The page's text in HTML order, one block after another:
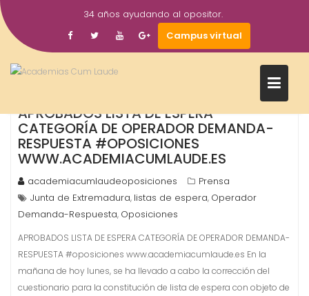
Saltar
al
contenido
34 años ayudando al opositor.
Campus virtual
Abr
2017
APROBADOS LISTA DE ESPERA
CATEGORÍA DE OPERADOR DEMANDA-
RESPUESTA #OPOSICIONES
WWW.ACADEMIACUMLAUDE.ES
academiacumlaudeoposiciones
Prensa
Junta de Extremadura, listas de espera, Operador
Demanda-Respuesta, Oposiciones
APROBADOS LISTA DE ESPERA CATEGORÍA DE OPERADOR DEMANDA-
RESPUESTA #oposiciones www.academiacumlaude.es En la
mañana de hoy lunes, se ha llevado a cabo la corrección del
cuestionario para la constitución de lista de espera con objeto de